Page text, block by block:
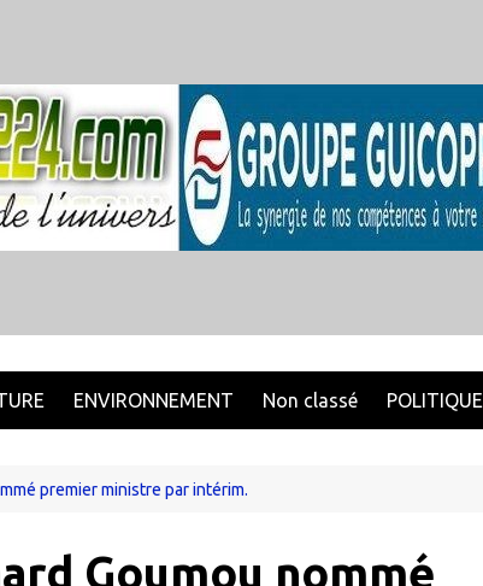
ENVIRONNEMENT Non classé POLITIQUE
premier ministre par intérim.
Goumou nommé